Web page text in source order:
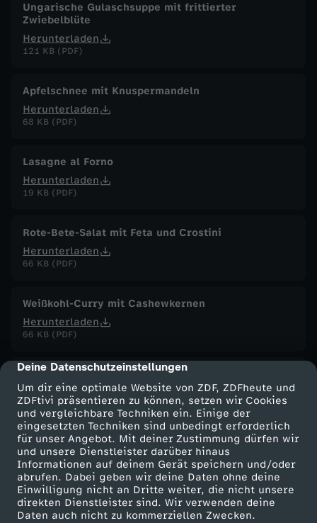
cmp-dialog-description
Deine Datenschutzeinstellungen
Um dir eine optimale Website von ZDF, ZDFheute und
ZDFtivi präsentieren zu können, setzen wir Cookies
und vergleichbare Techniken ein. Einige der
eingesetzten Techniken sind unbedingt erforderlich
für unser Angebot. Mit deiner Zustimmung dürfen wir
und unsere Dienstleister darüber hinaus
Informationen auf deinem Gerät speichern und/oder
abrufen. Dabei geben wir deine Daten ohne deine
Einwilligung nicht an Dritte weiter, die nicht unsere
direkten Dienstleister sind. Wir verwenden deine
Daten auch nicht zu kommerziellen Zwecken.
Ungarische Gulaschsuppe mit frittierter
Zwiebelblüte
Herunterladen
121 KB (PDF)
Apfelschnee mit Knuspermandeln
Herunterladen
68 KB (PDF)
Lasagne al Forno
Herunterladen
19 KB (PDF)
Rote-Bete-Salat mit Feta und Crostini
Herunterladen
66 KB (PDF)
Weißkohl-Curry mit Cashewkernen
Herunterladen
66 KB (PDF)
Tempura-Garnelen mit Fenchel-Salat
Herunterladen
87 KB (PDF)
Briouats mit Hähnchenfüllung
Herunterladen
16 KB (PDF)
Grünkohl-Gemüsesuppe mit Grünkohlchips